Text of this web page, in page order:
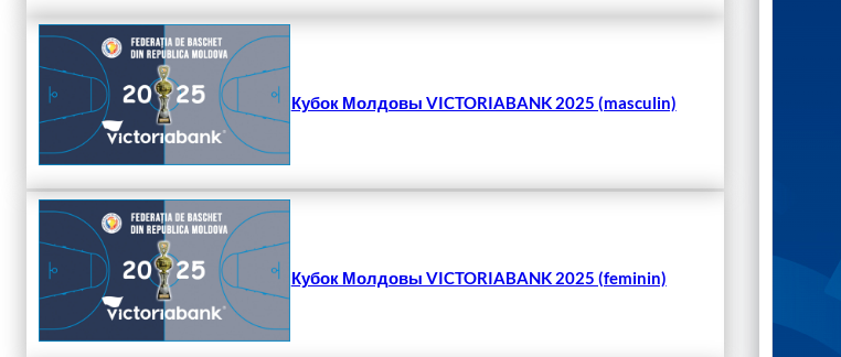
Кубок Молдовы VICTORIABANK 2025 (masculin)
Кубок Молдовы VICTORIABANK 2025 (feminin)